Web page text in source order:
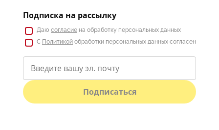
Подписка на рассылку
Даю согласие на обработку персональных данных
С Политикой обработки персональных данных согласен
Подписаться